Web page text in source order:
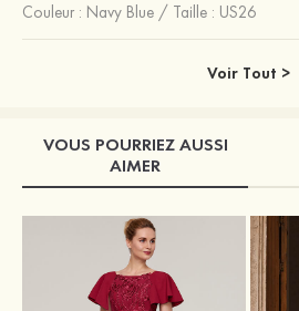
Couleur : Navy Blue / Taille : US26
Voir Tout >
VOUS POURRIEZ AUSSI
AIMER